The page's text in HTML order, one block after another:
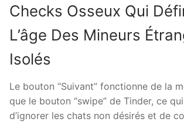
Checks Osseux Qui
L’âge Des Mineurs
Isolés
Le bouton “Suivant” fonctionne de la
que le bouton “swipe” de Tinder, ce
d’ignorer les chats non désirés et de